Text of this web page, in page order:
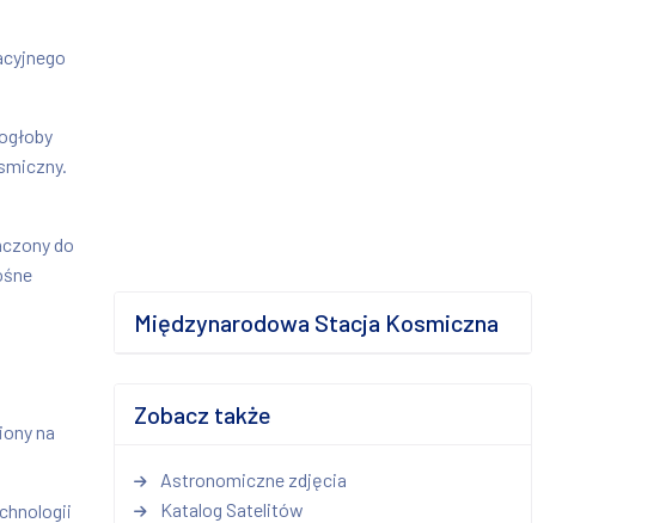
do
na
Międzynarodowa Stacja Kosmiczna
Zobacz także
Astronomiczne zdjęcia
Katalog Satelitów